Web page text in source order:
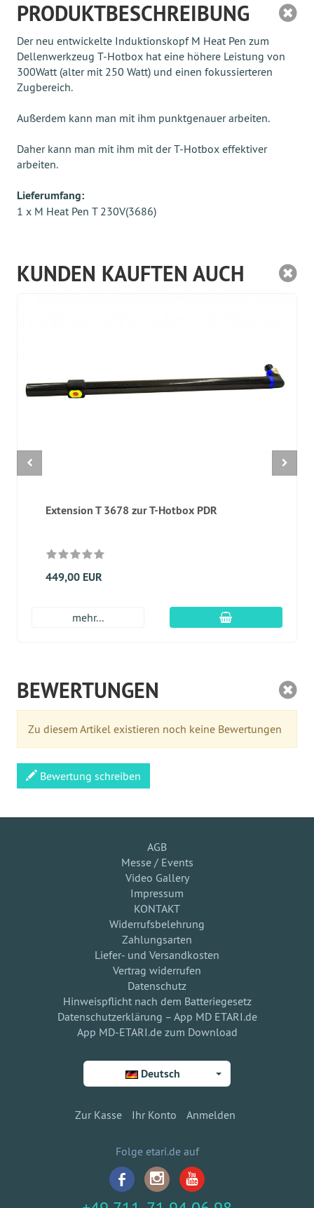
PRODUKTBESCHREIBUNG
Der neu entwickelte Induktionskopf M Heat Pen zum
Dellenwerkzeug T-Hotbox hat eine höhere Leistung von
300Watt (alter mit 250 Watt) und einen fokussierteren
Zugbereich.
Außerdem kann man mit ihm punktgenauer arbeiten.
Daher kann man mit ihm mit der T-Hotbox effektiver
arbeiten.
Lieferumfang:
1 x M Heat Pen T 230V(3686)
KUNDEN KAUFTEN AUCH
Extension T 3678 zur T-Hotbox PDR
449,00 EUR
mehr... In den
BEWERTUNGEN
Zu diesem Artikel existieren noch keine Bewertungen
Bewertung schreiben
AGB
Messe / Events
Video Gallery
Impressum
KONTAKT
Widerrufsbelehrung
Zahlungsarten
Liefer- und Versandkosten
Vertrag widerrufen
Datenschutz
Hinweispflicht nach dem Batteriegesetz
Datenschutzerklärung – App MD ETARI.de
App MD-ETARI.de zum Download
Deutsch
Zur Kasse Ihr Konto Anmelden
Folge etari.de auf